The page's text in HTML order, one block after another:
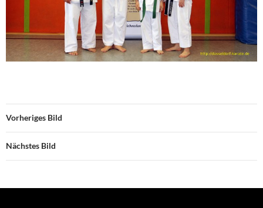
Vorheriges Bild
Nächstes Bild